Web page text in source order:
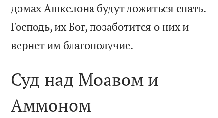
домах Ашкелона будут ложиться спать.
Господь, их Бог, позаботится о них и
вернет им благополучие.
Суд над Моавом и
Аммоном